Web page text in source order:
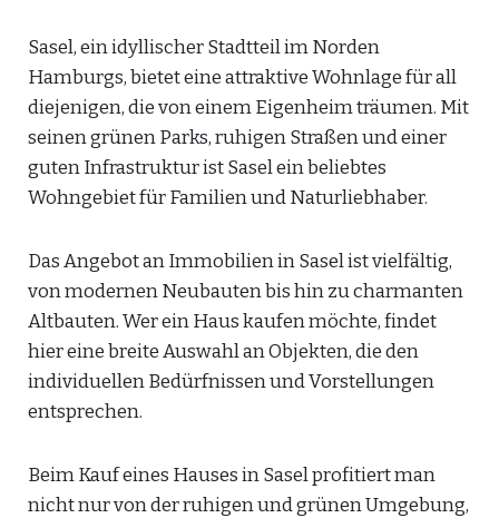
Sasel, ein idyllischer Stadtteil im Norden
Hamburgs, bietet eine attraktive Wohnlage für all
diejenigen, die von einem Eigenheim träumen. Mit
seinen grünen Parks, ruhigen Straßen und einer
guten Infrastruktur ist Sasel ein beliebtes
Wohngebiet für Familien und Naturliebhaber.
Das Angebot an Immobilien in Sasel ist vielfältig,
von modernen Neubauten bis hin zu charmanten
Altbauten. Wer ein Haus kaufen möchte, findet
hier eine breite Auswahl an Objekten, die den
individuellen Bedürfnissen und Vorstellungen
entsprechen.
Beim Kauf eines Hauses in Sasel profitiert man
nicht nur von der ruhigen und grünen Umgebung,